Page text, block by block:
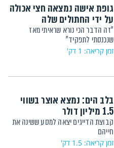
גופת אישה נמצאה חצי אכולה
על ידי החתולים שלה
"זה הדבר הכי נורא שראיתי מאז
שנכנסתי לתפקיד"
זמן קריאה: 1 דק'
בלב הים: נמצא אוצר בשווי
1.5 מיליון דולר
קבוצת הדייגים יצאה למסע ששינה את
חייהם
זמן קריאה: 1.5 דק'